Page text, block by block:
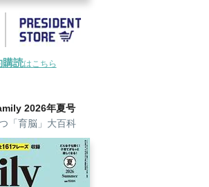
購読はこちら
2026年夏号
「育脳」大百科